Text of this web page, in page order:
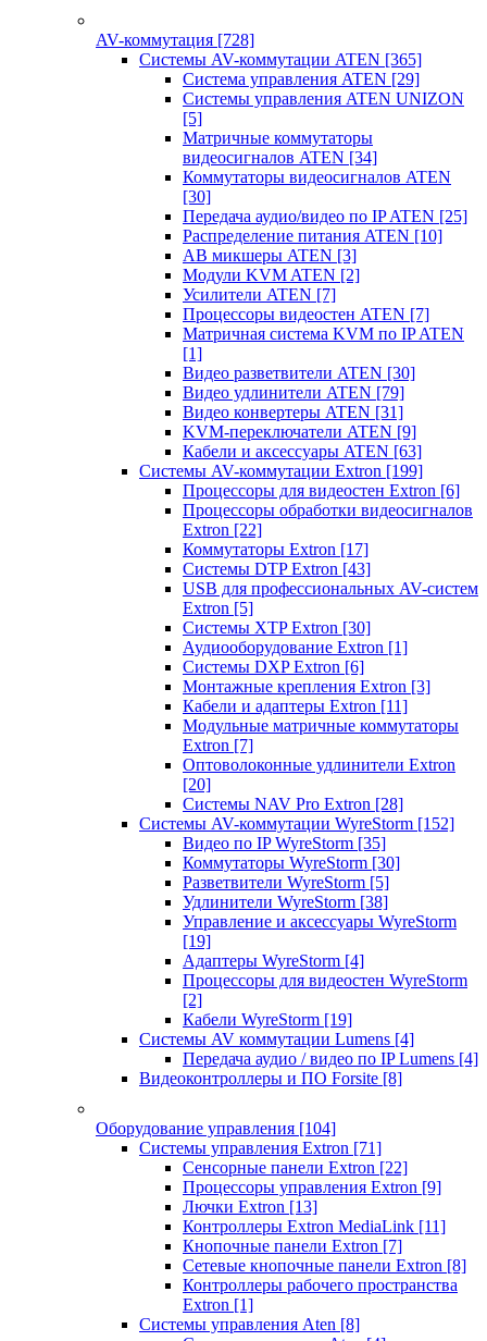
AV-коммутация [728]
Системы AV-коммутации ATEN [365]
Система управления ATEN [29]
Системы управления ATEN UNIZON
[5]
Матричные коммутаторы
видеосигналов ATEN [34]
Коммутаторы видеосигналов ATEN
[30]
Передача аудио/видео по IP ATEN [25]
Распределение питания ATEN [10]
АВ микшеры ATEN [3]
Модули KVM ATEN [2]
Усилители ATEN [7]
Процессоры видеостен ATEN [7]
Матричная система KVM по IP ATEN
[1]
Видео разветвители ATEN [30]
Видео удлинители ATEN [79]
Видео конвертеры ATEN [31]
KVM-переключатели ATEN [9]
Кабели и аксессуары ATEN [63]
Системы AV-коммутации Extron [199]
Процессоры для видеостен Extron [6]
Процессоры обработки видеосигналов
Extron [22]
Коммутаторы Extron [17]
Системы DTP Extron [43]
USB для профессиональных AV-систем
Extron [5]
Системы XTP Extron [30]
Аудиооборудование Extron [1]
Системы DXP Extron [6]
Монтажные крепления Extron [3]
Кабели и адаптеры Extron [11]
Модульные матричные коммутаторы
Extron [7]
Оптоволоконные удлинители Extron
[20]
Системы NAV Pro Extron [28]
Системы AV-коммутации WyreStorm [152]
Видео по IP WyreStorm [35]
Коммутаторы WyreStorm [30]
Разветвители WyreStorm [5]
Удлинители WyreStorm [38]
Управление и аксессуары WyreStorm
[19]
Адаптеры WyreStorm [4]
Процессоры для видеостен WyreStorm
[2]
Кабели WyreStorm [19]
Системы AV коммутации Lumens [4]
Передача аудио / видео по IP Lumens [4]
Видеоконтроллеры и ПО Forsite [8]
Оборудование управления [104]
Системы управления Extron [71]
Сенсорные панели Extron [22]
Процессоры управления Extron [9]
Лючки Extron [13]
Контроллеры Extron MediaLink [11]
Кнопочные панели Extron [7]
Сетевые кнопочные панели Extron [8]
Контроллеры рабочего пространства
Extron [1]
Системы управления Aten [8]